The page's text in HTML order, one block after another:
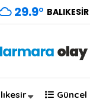
29.9° BALIKESIR
Güncel